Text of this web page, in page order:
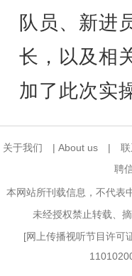
队员、新进
长，以及相
加了此次实
关于我们 | About us |
聘
本网站所刊载信息，不代表
未经授权禁止转载、
[网上传播视听节目许可